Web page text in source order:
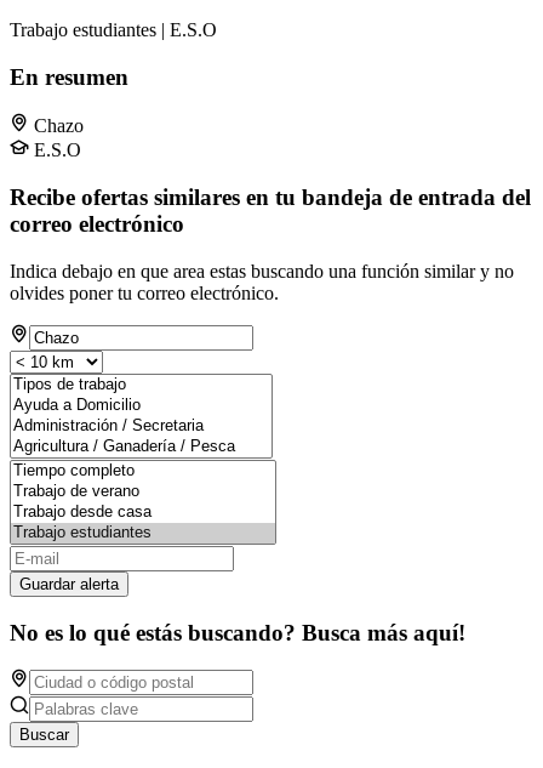
Trabajo estudiantes | E.S.O
En resumen
Chazo
E.S.O
Recibe ofertas similares en tu bandeja de entrada del
correo electrónico
Indica debajo en que area estas buscando una función similar y no
olvides poner tu correo electrónico.
Guardar alerta
No es lo qué estás buscando? Busca más aquí!
Buscar